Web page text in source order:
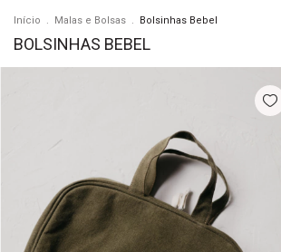
Início . Malas e Bolsas . Bolsinhas Bebel
BOLSINHAS BEBEL